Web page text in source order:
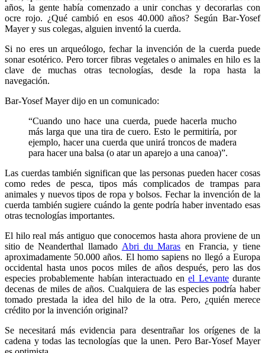
años, la gente había comenzado a unir conchas y decorarlas con
ocre rojo. ¿Qué cambió en esos 40.000 años? Según Bar-Yosef
Mayer y sus colegas, alguien inventó la cuerda.
Si no eres un arqueólogo, fechar la invención de la cuerda puede
sonar esotérico. Pero torcer fibras vegetales o animales en hilo es la
clave de muchas otras tecnologías, desde la ropa hasta la
navegación.
Bar-Yosef Mayer dijo en un comunicado:
“Cuando uno hace una cuerda, puede hacerla mucho
más larga que una tira de cuero. Esto le permitiría, por
ejemplo, hacer una cuerda que unirá troncos de madera
para hacer una balsa (o atar un aparejo a una canoa)”.
Las cuerdas también significan que las personas pueden hacer cosas
como redes de pesca, tipos más complicados de trampas para
animales y nuevos tipos de ropa y bolsos. Fechar la invención de la
cuerda también sugiere cuándo la gente podría haber inventado esas
otras tecnologías importantes.
El hilo real más antiguo que conocemos hasta ahora proviene de un
sitio de Neanderthal llamado Abri du Maras en Francia, y tiene
aproximadamente 50.000 años. El homo sapiens no llegó a Europa
occidental hasta unos pocos miles de años después, pero las dos
especies probablemente habían interactuado enel Levantedurante
decenas de miles de años. Cualquiera de las especies podría haber
tomado prestada la idea del hilo de la otra. Pero, ¿quién merece
crédito por la invención original?
Se necesitará más evidencia para desentrañar los orígenes de la
cadena y todas las tecnologías que la unen. Pero Bar-Yosef Mayer